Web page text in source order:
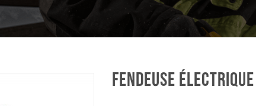
FENDEUSE ÉLECTRIQUE